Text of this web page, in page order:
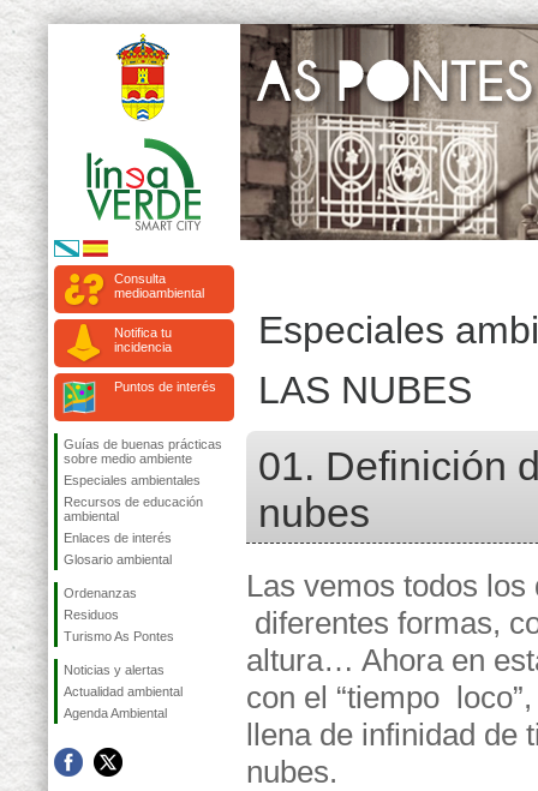
Consulta
medioambiental
Notifica tu
incidencia
Puntos de interés
Guías de buenas prácticas
sobre medio ambiente
Especiales ambientales
Recursos de educación
ambiental
Enlaces de interés
Glosario ambiental
Ordenanzas
Residuos
Turismo As Pontes
Noticias y alertas
Actualidad ambiental
Agenda Ambiental
Especiales
LAS NUBES
01. Definición
nubes
Las vemos todos los
diferentes formas,
altura… Ahora en
con el “tiempo
llena de infinidad de
nubes.